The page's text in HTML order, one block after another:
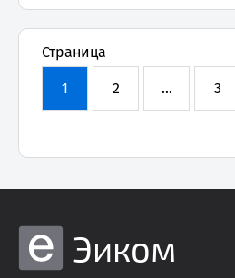
Страница
1 2 ... 3
Эиком